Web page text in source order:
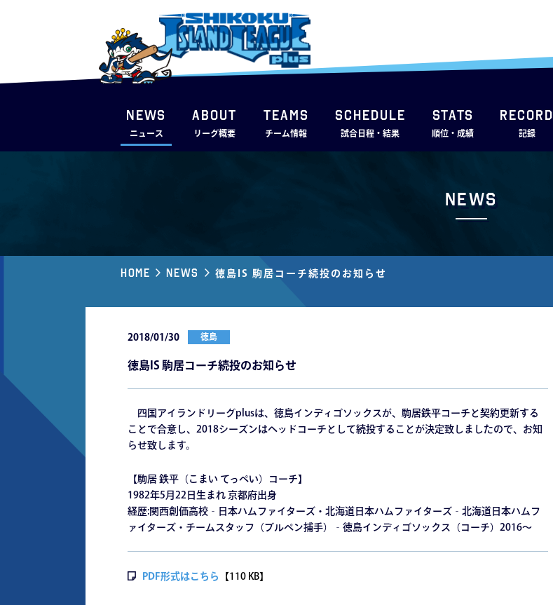
NEWS
ニュース
ABOUT
リーグ概要
TEAMS
チーム情報
SCHEDULE
試合日程・結果
STATS
順位・成績
RECORD
記録
News
Home News 徳島IS 駒居コーチ続投のお知らせ
2018/01/30 徳島
徳島IS 駒居コーチ続投のお知らせ
四国アイランドリーグplusは、徳島インディゴソックスが、駒居鉄平コーチと契約更新する
ことで合意し、2018シーズンはヘッドコーチとして続投することが決定致しましたので、お知
らせ致します。
【駒居 鉄平（こまい てっぺい）コーチ】
1982年5月22日生まれ 京都府出身
経歴:関西創価高校‐日本ハムファイターズ・北海道日本ハムファイターズ‐北海道日本ハムフ
ァイターズ・チームスタッフ（ブルペン捕手）‐徳島インディゴソックス（コーチ）2016～
PDF形式はこちら 【110 KB】